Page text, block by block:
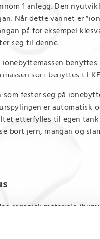
1 anlegg. Den
Når dette vannet er
på for eksempel
seg til denne.
som benyttes til
som fester seg på
er
etterfylles til egen
bort jern, mangan og
organisk materiale
brønn eller får vann fra
samles humus og